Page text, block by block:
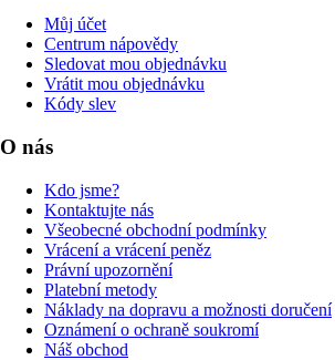
Můj účet
Centrum nápovědy
Sledovat mou objednávku
Vrátit mou objednávku
Kódy slev
O nás
Kdo jsme?
Kontaktujte nás
Všeobecné obchodní podmínky
Vrácení a vrácení peněz
Právní upozornění
Platební metody
Náklady na dopravu a možnosti doručení
Oznámení o ochraně soukromí
Náš obchod